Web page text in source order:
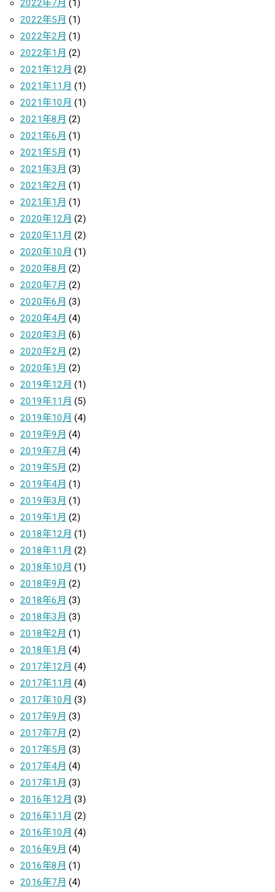
2022年7月 (1)
2022年5月 (1)
2022年2月 (1)
2022年1月 (2)
2021年12月 (2)
2021年11月 (1)
2021年10月 (1)
2021年8月 (2)
2021年6月 (1)
2021年5月 (1)
2021年3月 (3)
2021年2月 (1)
2021年1月 (1)
2020年12月 (2)
2020年11月 (2)
2020年10月 (1)
2020年8月 (2)
2020年7月 (2)
2020年6月 (3)
2020年4月 (4)
2020年3月 (6)
2020年2月 (2)
2020年1月 (2)
2019年12月 (1)
2019年11月 (5)
2019年10月 (4)
2019年9月 (4)
2019年7月 (4)
2019年5月 (2)
2019年4月 (1)
2019年3月 (1)
2019年1月 (2)
2018年12月 (1)
2018年11月 (2)
2018年10月 (1)
2018年9月 (2)
2018年6月 (3)
2018年3月 (3)
2018年2月 (1)
2018年1月 (4)
2017年12月 (4)
2017年11月 (4)
2017年10月 (3)
2017年9月 (3)
2017年7月 (2)
2017年5月 (3)
2017年4月 (4)
2017年1月 (3)
2016年12月 (3)
2016年11月 (2)
2016年10月 (4)
2016年9月 (4)
2016年8月 (1)
2016年7月 (4)